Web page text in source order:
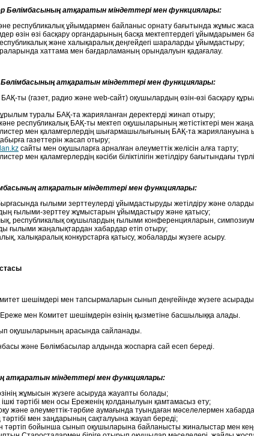
Бөлімбасының атқаратын міндеттері мен функциялары:
республикалық ұйымдармен байланыс орнату бағытында жұмыс
өзін өзі басқару органдарының басқа мектептердегі ұйымдарымен
және халықаралық деңгейдегі шараларды ұйымдастыру;
хаттама мен бағдарламаның орындалуын қадағалау.
атқаратын міндеттері мен функциялары:
БАҚ-ты (газет, радио және web-сайт) оқушылардың өзін-өзі басқару
туралы БАҚ-та жарияланған деректерді жинап отыру;
және республикалық БАҚ-ты мектеп оқушыларының жетістіктері мен
мен қаламгерлердің шығармашылығының БАҚ-та жариялануына
газеттерін жасап отыру;
сайты мен оқушыларға арналған әлеуметтік желісін алға тарту;
мен қаламгерлердің кәсіби біліктілігін жетілдіру бағытындағы
атқаратын міндеттері мен функциялары:
ғылыми зерттеулердi ұйымдастыруды жетілдiру және олардың
ғылыми-зерттеу жұмыстарын ұйымдастыру және қатысу;
республикалық оқушылардың ғылыми конференцияларын,
ғылыми жаңалықтардан хабардар етіп отыру;
халықаралық конкурстарға қатысу, жобаларды жүзеге асыру.
шешімдері мен тапсырмаларын сынып деңгейінде жүзеге
мен Комитет шешімдерін өзінің қызметіне басшылыққа алады.
оқушыларының арасында сайланады.
және Бөлімбасылар алдында жоспарға сай есеп береді.
атқаратын міндеттері мен функциялары:
жұмысын жүзеге асыруда жауапты болады;
тәртібі мен осы Ереженің қолданылуын қамтамасыз ету;
және әлеуметтік-тәрбие аумағында туындаған мәселелермен
тәртібі мен заңдарының сақталуына жауап береді;
тәртіп бойынша сынып оқушыларына байланысты жиналыстар мен